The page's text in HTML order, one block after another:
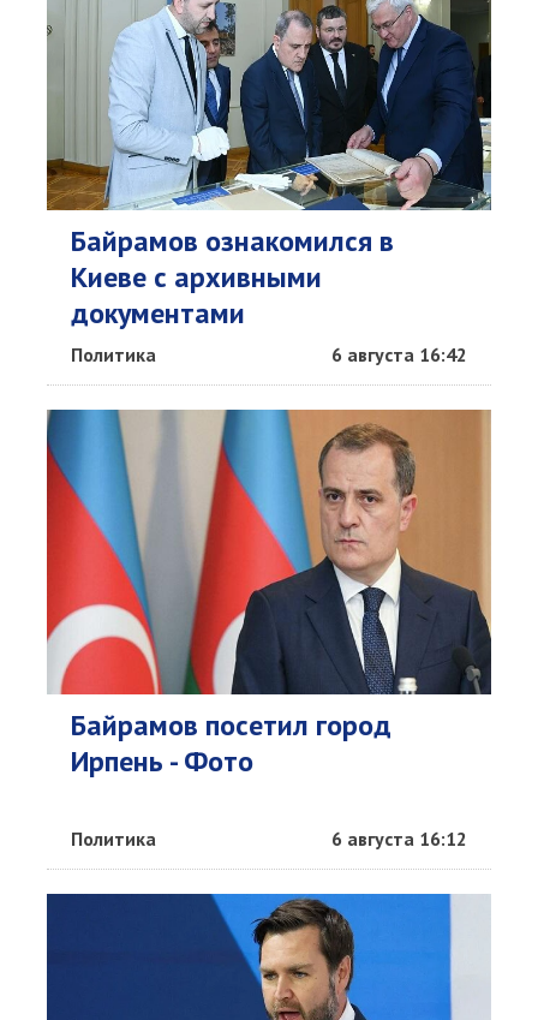
Байрамов ознакомился в
Киеве с архивными
документами
Политика 6 августа 16:42
Байрамов посетил город
Ирпень - Фото
Политика 6 августа 16:12